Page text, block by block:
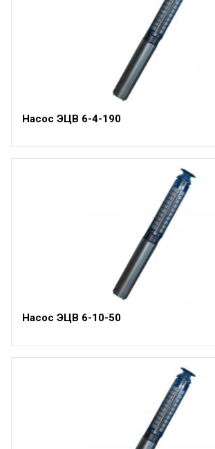
Насос ЭЦВ 6-4-190
Насос ЭЦВ 6-10-50